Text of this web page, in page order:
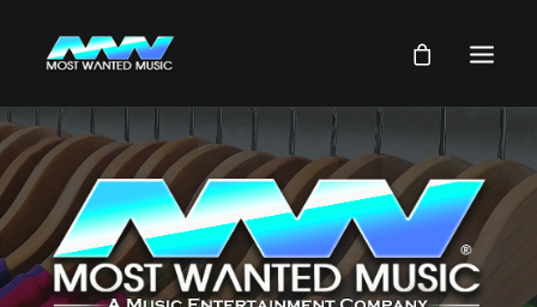
NEWS
ARTISTES
MUSIQUES
VIDEOS